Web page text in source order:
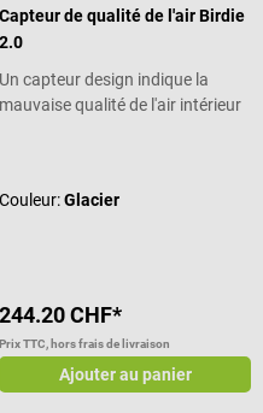
Capteur de qualité de l'air Birdie
2.0
Un capteur design indique la
mauvaise qualité de l'air intérieur
Couleur:Glacier
244.20 CHF*
Prix TTC, hors frais de livraison
Ajouter au panier